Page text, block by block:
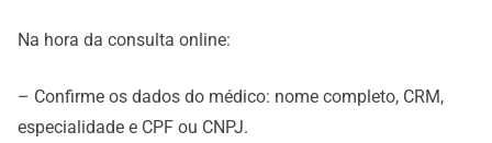
Na hora da consulta online:
– Confirme os dados do médico: nome completo, CRM,
especialidade e CPF ou CNPJ.